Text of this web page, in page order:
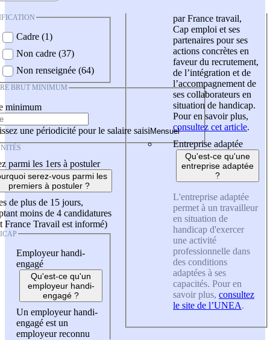
Cadre (1)
Non cadre (37)
Non renseignée (64)
BRUT MINIMUM
minimum
une périodicité pour le salaire saisi
parmi les 1ers à postuler
serez-vous parmi les
premiers à postuler ?
de plus de 15 jours,
moins de 4 candidatures
France Travail est informé)
Employeur handi-
engagé
Qu'est-ce qu'un
employeur handi-
engagé ?
Un employeur handi-
engagé est un
employeur reconnu
par France travail,
Cap emploi et ses
partenaires pour ses
actions concrètes en
faveur du recrutement,
de l’intégration et de
l’accompagnement de
ses collaborateurs en
situation de handicap.
Pour en savoir plus,
consultez cet article.
Entreprise adaptée
Qu'est-ce qu'une
entreprise adaptée
?
L'entreprise adaptée
permet à un travailleur
en situation de
handicap d'exercer
une activité
professionnelle dans
des conditions
adaptées à ses
capacités. Pour en
savoir plus, consultez
le site de l’UNEA.